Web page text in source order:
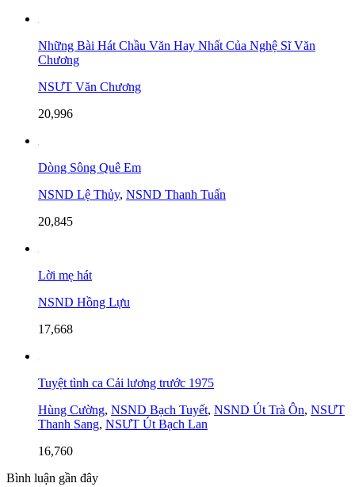
Những Bài Hát Chầu Văn Hay Nhất Của Nghệ Sĩ Văn
Chương
NSƯT Văn Chương
20,996
Dòng Sông Quê Em
NSND Lệ Thủy, NSND Thanh Tuấn
20,845
Lời mẹ hát
NSND Hồng Lựu
17,668
Tuyệt tình ca Cải lương trước 1975
Hùng Cường, NSND Bạch Tuyết, NSND Út Trà Ôn, NSƯT
Thanh Sang, NSƯT Út Bạch Lan
16,760
Bình luận gần đây